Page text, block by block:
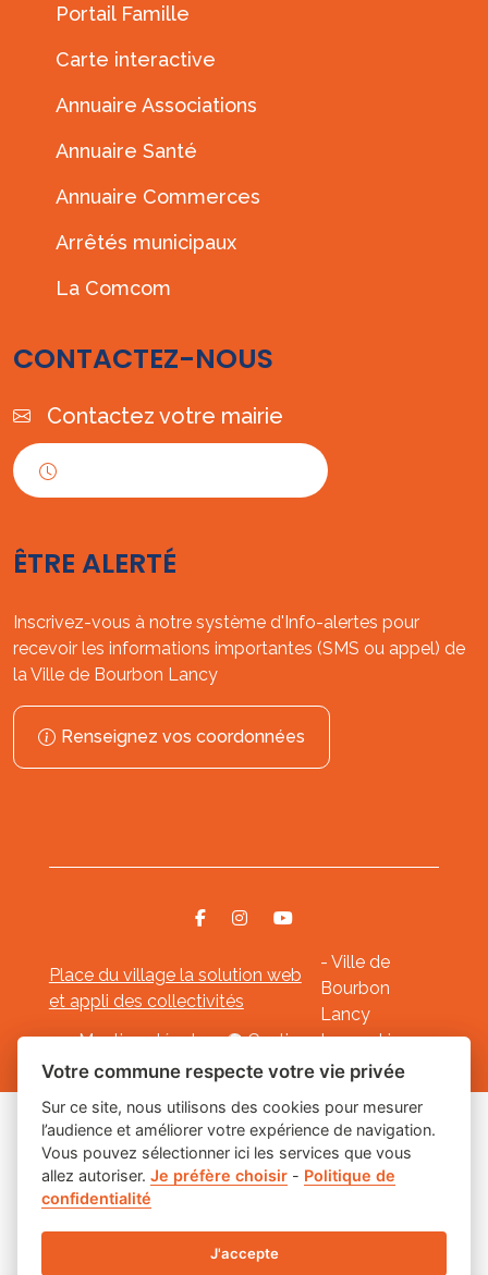
Portail Famille
Carte interactive
Annuaire Associations
Annuaire Santé
Annuaire Commerces
Arrêtés municipaux
La Comcom
CONTACTEZ-NOUS
Contactez votre mairie
ÊTRE ALERTÉ
Inscrivez-vous à notre système d'Info-alertes pour
recevoir les informations importantes (SMS ou appel) de
la Ville de Bourbon Lancy
Renseignez vos coordonnées
Place du village la solution web
et appli des collectivités
- Ville de
Bourbon
Lancy
Mentions légales- Gestion des cookies
Les labels
Votre commune respecte votre vie privée
Sur ce site, nous utilisons des cookies pour mesurer
l’audience et améliorer votre expérience de navigation.
Vous pouvez sélectionner ici les services que vous
allez autoriser.Je préfère choisir - Politique de
confidentialité
J'accepte